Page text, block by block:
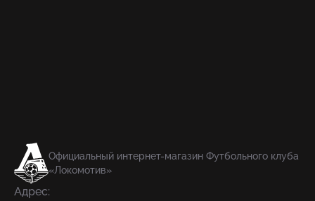
Официальный интернет-магазин Футбольного клуба
«Локомотив»
Адрес: